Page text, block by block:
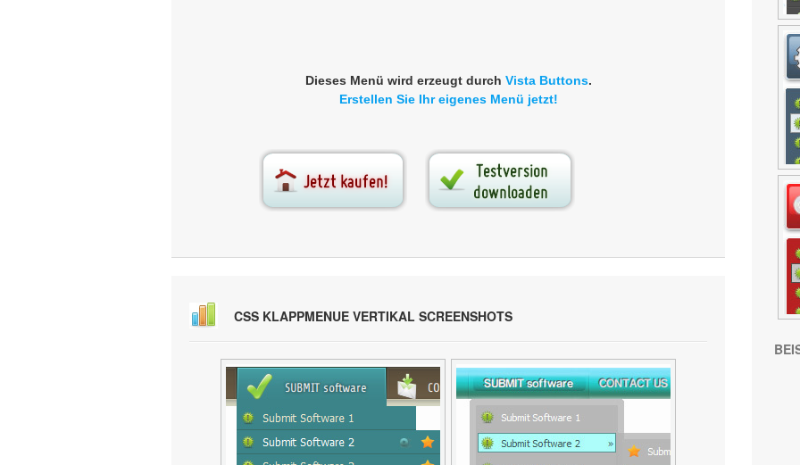
Dieses Menü wird erzeugt durch Vista Buttons.
Erstellen Sie Ihr eigenes Menü jetzt!
CSS KLAPPMENUE VERTIKAL SCREENSHOTS